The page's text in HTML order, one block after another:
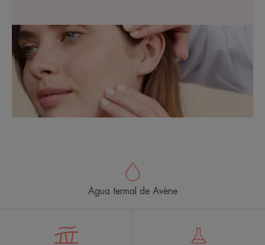
Agua termal de Avène